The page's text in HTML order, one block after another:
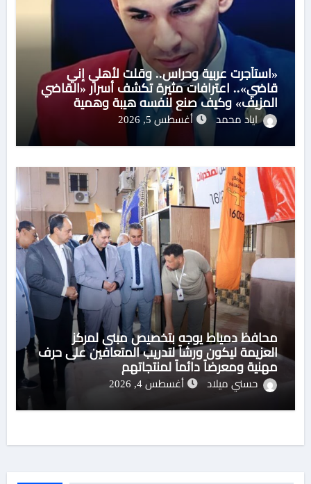
«استأجرت عربية وحراس.. وقلت لأهلي إني
قاضي».. اعترافات مثيرة تكشف أسرار «القاضي
المزيف» وكيف صنع لنفسه هيبة وهمية
اياد محمد أغسطس 5, 2026
محافظ دمياط يوجه بتخصيص مبنى لمركز
العزيمة ليكون ورشاً لتدريب المتعافين على حرف
مهنية ومعرضاً دائماً لمنتجاتهم
حسني ميلاد أغسطس 4, 2026